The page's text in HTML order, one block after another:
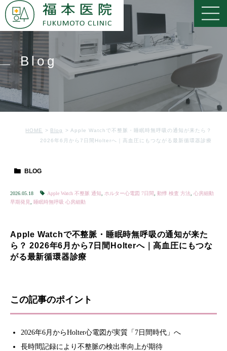
Blog
HOME Blog
Apple Watchで不整脈・睡眠時無呼吸の通知が来たら？
2026年6月から7日間Holterへ｜高血圧にもつながる最新循環器診療
BLOG
2026.05.18 Apple Watch 不整脈 通知 ホルター心電図 7日間 動悸 検査 方法 心房細動
早期発見
睡眠時無呼吸 心房細動
Apple Watchで不整脈・睡眠時無呼吸の通知が来た
ら？ 2026年6月から7日間Holterへ｜高血圧にもつな
がる最新循環器診療
この記事のポイント
2026年6月からHolter心電図が実質「7日間時代」へ
長時間記録により不整脈の検出率向上が期待